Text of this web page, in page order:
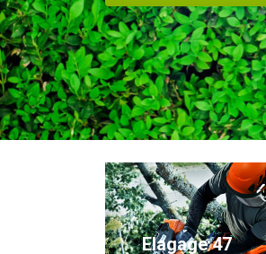
Elagage 47